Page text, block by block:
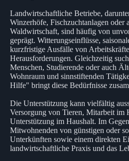
Landwirtschaftliche Betriebe,
Winzerhöfe, Fischzuchtanlagen oder
Waldwirtschaft, sind häufig von
geprägt. Witterungseinflüsse,
kurzfristige Ausfälle von
Herausforderungen. Gleichzeitig
Menschen, Studierende oder auch
Wohnraum und sinnstiftenden
Hilfe" bringt diese Bedürfnisse
Die Unterstützung kann vielfältig
Versorgung von Tieren, Mitarbeit im
Unterstützung im Haushalt. Im
Mitwohnenden von günstigen oder
Unterkünften sowie einem direkten
landwirtschaftliche Praxis und das